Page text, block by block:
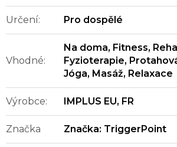
Určení: Pro dospělé
Vhodné:
Na doma, Fitness,
Fyzioterapie,
Jóga, Masáž, Relaxace
Výrobce: IMPLUS EU, FR
Značka Značka: TriggerPoint